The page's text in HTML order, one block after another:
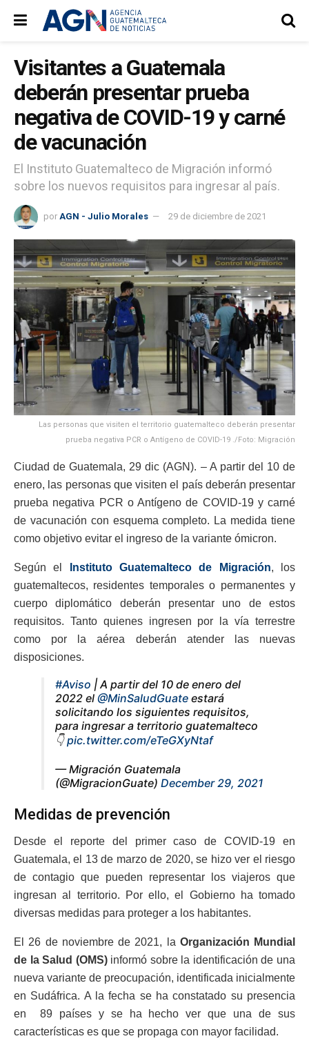
Visitantes a Guatemala
deberán presentar prueba
negativa de COVID-19 y carné
de vacunación
El Instituto Guatemalteco de Migración informó
sobre los nuevos requisitos para ingresar al país.
por AGN - Julio Morales 29 de diciembre de 2021
Las personas que visiten el territorio guatemalteco deberán presentar
prueba negativa PCR o Antígeno de COVID-19 ./Foto: Migración
Ciudad de Guatemala, 29 dic (AGN). – A partir del 10 de
enero, las personas que visiten el país deberán presentar
prueba negativa PCR o Antígeno de COVID-19 y carné
de vacunación con esquema completo. La medida tiene
como objetivo evitar el ingreso de la variante ómicron.
Según el Instituto Guatemalteco de Migración, los
guatemaltecos, residentes temporales o permanentes y
cuerpo diplomático deberán presentar uno de estos
requisitos. Tanto quienes ingresen por la vía terrestre
como por la aérea deberán atender las nuevas
disposiciones.
#Aviso | A partir del 10 de enero del
2022 el @MinSaludGuate estará
solicitando los siguientes requisitos,
para ingresar a territorio guatemalteco
👇pic.twitter.com/eTeGXyNtaf
— Migración Guatemala
(@MigracionGuate) December 29, 2021
Medidas de prevención
Desde el reporte del primer caso de COVID-19 en
Guatemala, el 13 de marzo de 2020, se hizo ver el riesgo
de contagio que pueden representar los viajeros que
ingresan al territorio. Por ello, el Gobierno ha tomado
diversas medidas para proteger a los habitantes.
El 26 de noviembre de 2021, la Organización Mundial
de la Salud (OMS)informó sobre la identificación de una
nueva variante de preocupación, identificada inicialmente
en Sudáfrica. A la fecha se ha constatado su presencia
en 89 países y se ha hecho ver que una de sus
características es que se propaga con mayor facilidad.